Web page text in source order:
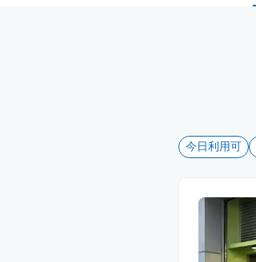
今日利用可